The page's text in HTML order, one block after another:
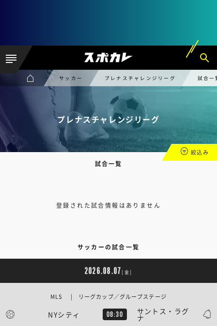
サッカー プレナスチャレンジリーグ 試合一
プレナスチャレンジリーグ
試合一覧
絞込み
登録された試合情報はありません
サッカーの試合一覧
2026.08.07 [金]
NYシティ 08:30 サントス・ラグ
ナ
MLS | リーグカップ／グループステージ